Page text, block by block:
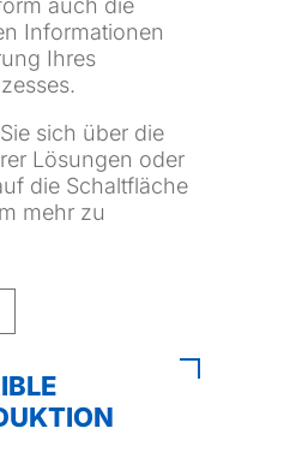
Informationen
Ihres
sich über die
Lösungen oder
die Schaltfläche
mehr zu